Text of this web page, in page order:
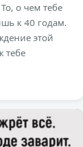
о чем тебе
к 40 годам.
этой
тебе